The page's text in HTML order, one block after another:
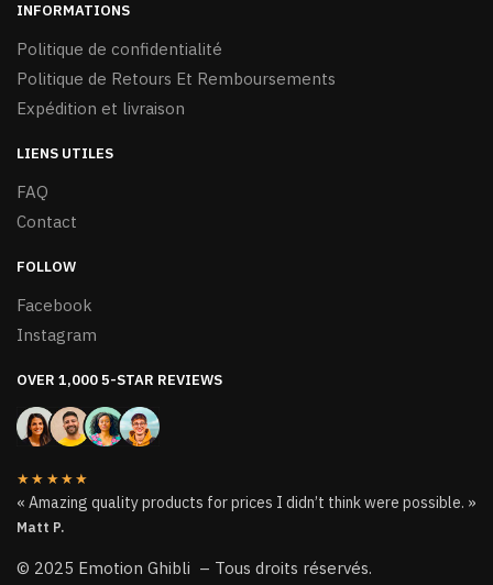
INFORMATIONS
Politique de confidentialité
Politique de Retours Et Remboursements
Expédition et livraison
LIENS UTILES
FAQ
Contact
FOLLOW
Facebook
Instagram
OVER 1,000 5-STAR REVIEWS
★★★★★
« Amazing quality products for prices I didn’t think were possible. »
Matt P.
© 2025 Emotion Ghibli – Tous droits réservés.